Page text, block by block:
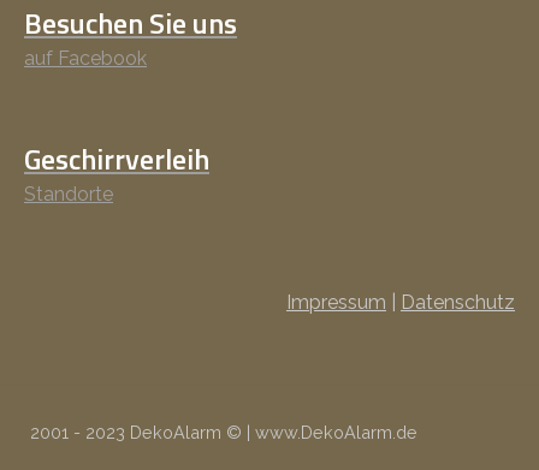
Besuchen Sie uns
auf Facebook
Geschirrverleih
Standorte
Impressum Datenschutz
2001 - 2023 DekoAlarm © | www.DekoAlarm.de